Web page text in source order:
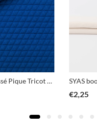
SYAS Matelassé Pique Tricot Surf the web blauw
€2,25